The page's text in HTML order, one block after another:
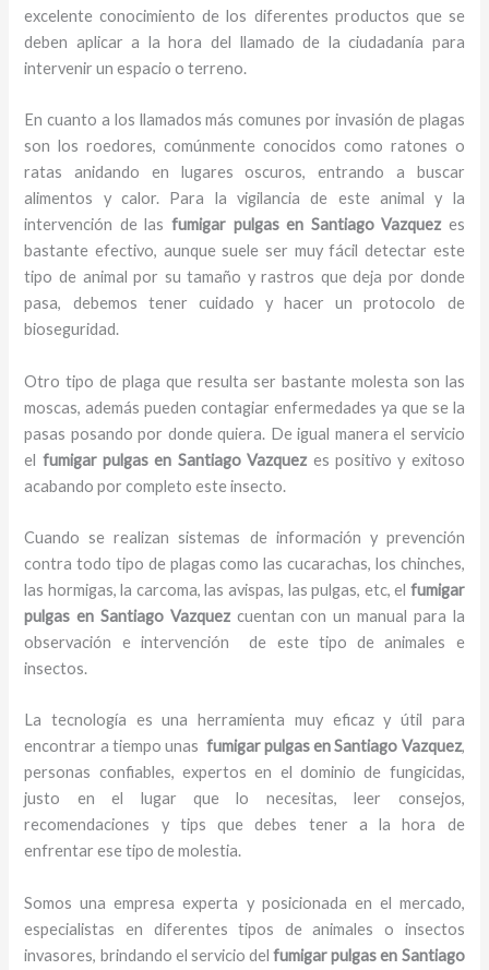
excelente conocimiento de los diferentes productos que se
deben aplicar a la hora del llamado de la ciudadanía para
intervenir un espacio o terreno.
En cuanto a los llamados más comunes por invasión de plagas
son los roedores, comúnmente conocidos como ratones o
ratas anidando en lugares oscuros, entrando a buscar
alimentos y calor. Para la vigilancia de este animal y la
intervención de las fumigar pulgas en Santiago Vazquez es
bastante efectivo, aunque suele ser muy fácil detectar este
tipo de animal por su tamaño y rastros que deja por donde
pasa, debemos tener cuidado y hacer un protocolo de
bioseguridad.
Otro tipo de plaga que resulta ser bastante molesta son las
moscas, además pueden contagiar enfermedades ya que se la
pasas posando por donde quiera. De igual manera el servicio
el fumigar pulgas en Santiago Vazquez es positivo y exitoso
acabando por completo este insecto.
Cuando se realizan sistemas de información y prevención
contra todo tipo de plagas como las cucarachas, los chinches,
las hormigas, la carcoma, las avispas, las pulgas, etc, el fumigar
pulgas en Santiago Vazquezcuentan con un manual para la
observación e intervención de este tipo de animales e
insectos.
La tecnología es una herramienta muy eficaz y útil para
encontrar a tiempo unas fumigar pulgas en Santiago Vazquez,
personas confiables, expertos en el dominio de fungicidas,
justo en el lugar que lo necesitas, leer consejos,
recomendaciones y tips que debes tener a la hora de
enfrentar ese tipo de molestia.
Somos una empresa experta y posicionada en el mercado,
especialistas en diferentes tipos de animales o insectos
invasores, brindando el servicio delfumigar pulgas en Santiago